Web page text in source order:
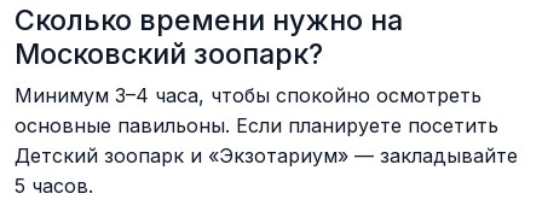
Сколько времени нужно на
Московский зоопарк?
Минимум 3–4 часа, чтобы спокойно осмотреть
основные павильоны. Если планируете посетить
Детский зоопарк и «Экзотариум» — закладывайте
5 часов.